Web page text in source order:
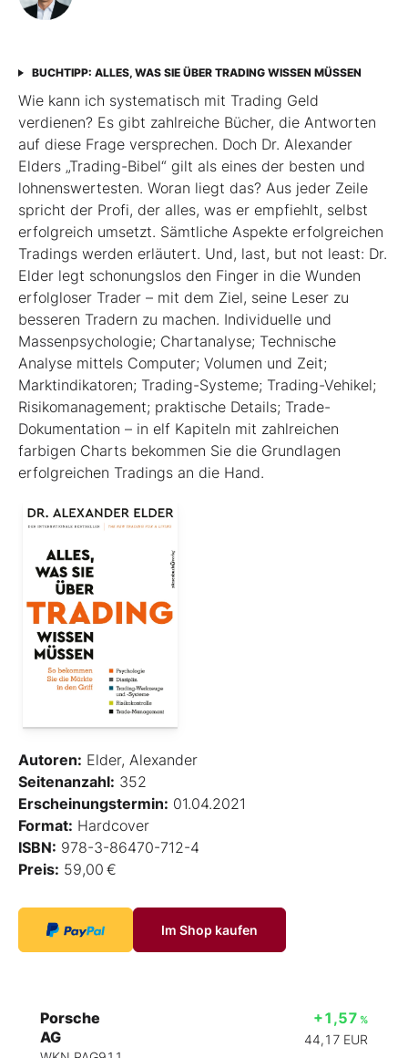
BUCHTIPP: ALLES, WAS SIE ÜBER TRADING WISSEN MÜSSEN
Wie kann ich systematisch mit Trading Geld
verdienen? Es gibt zahlreiche Bücher, die Antworten
auf diese Frage versprechen. Doch Dr. Alexander
Elders „Trading-Bibel“ gilt als eines der besten und
lohnenswertesten. Woran liegt das? Aus jeder Zeile
spricht der Profi, der alles, was er empfiehlt, selbst
erfolgreich umsetzt. Sämtliche Aspekte erfolgreichen
Tradings werden erläutert. Und, last, but not least: Dr.
Elder legt schonungslos den Finger in die Wunden
erfolgloser Trader – mit dem Ziel, seine Leser zu
besseren Tradern zu machen. Individuelle und
Massenpsychologie; Chartanalyse; Technische
Analyse mittels Computer; Volumen und Zeit;
Marktindikatoren; Trading-Systeme; Trading-Vehikel;
Risikomanagement; praktische Details; Trade-
Dokumentation – in elf Kapiteln mit zahlreichen
farbigen Charts bekommen Sie die Grundlagen
erfolgreichen Tradings an die Hand.
Autoren: Elder, Alexander
Seitenanzahl: 352
Erscheinungstermin: 01.04.2021
Format: Hardcover
ISBN: 978-3-86470-712-4
Preis: 59,00 €
Im Shop kaufen
Porsche
AG
+1,57 %
44,17 EUR